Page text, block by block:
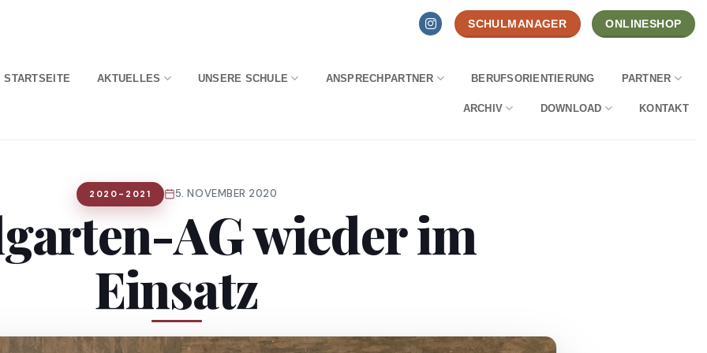
SCHULMANAGER ONLINESHOP
STARTSEITE AKTUELLES UNSERE SCHULE ANSPRECHPARTNER BERUFSORIENTIERUNG PARTNER
ARCHIV DOWNLOAD KONTAKT
2020-2021 5. NOVEMBER 2020
AG wieder im
Einsatz